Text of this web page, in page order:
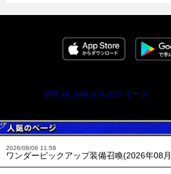
@ff_rk_info からのツイート
2026/08/06 11:58
ワンダーピックアップ装備召喚(2026年08